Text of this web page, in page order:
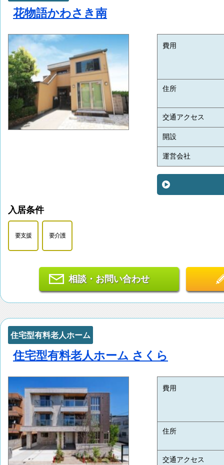
花物語かわさき南
費用
住所
交通アクセス
開設
運営会社
入居条件
要支援 要介護
相談・お問い合わせ
住宅型有料老人ホーム
住宅型有料老人ホーム さくら
費用
住所
交通アクセス